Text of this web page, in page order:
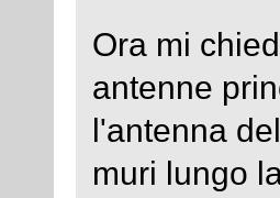
Ora mi
antenne
l'antenna
muri lungo